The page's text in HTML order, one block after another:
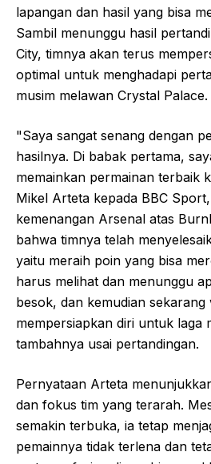
lapangan dan hasil yang bisa
Sambil menunggu hasil
City, timnya akan terus
optimal untuk menghadapi
musim melawan Crystal Palace.
"Saya sangat senang dengan
hasilnya. Di babak pertama,
memainkan permainan terbaik
Mikel Arteta kepada BBC
kemenangan Arsenal atas
bahwa timnya telah
yaitu meraih poin yang bisa
harus melihat dan menunggu
besok, dan kemudian sekarang
mempersiapkan diri untuk laga
tambahnya usai pertandingan.
Pernyataan Arteta
dan fokus tim yang terarah.
semakin terbuka, ia tetap
pemainnya tidak terlena dan